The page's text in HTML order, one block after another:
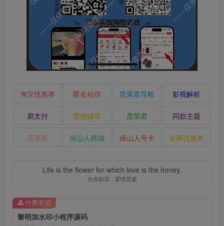
淘宝优惠券 匿名短信 昆荣君导航 影视解析
易支付 爱情辅导 昆荣君 同款主题
昆荣君 保山人商城 保山人号卡 全网优惠券
Life is the flower for which love is the honey.
生命如花，爱情是蜜
黎明加水印小程序源码
付费资源